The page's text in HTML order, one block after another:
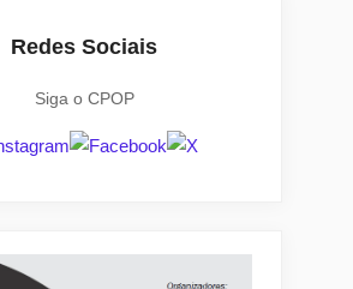
Redes Sociais
Siga o CPOP